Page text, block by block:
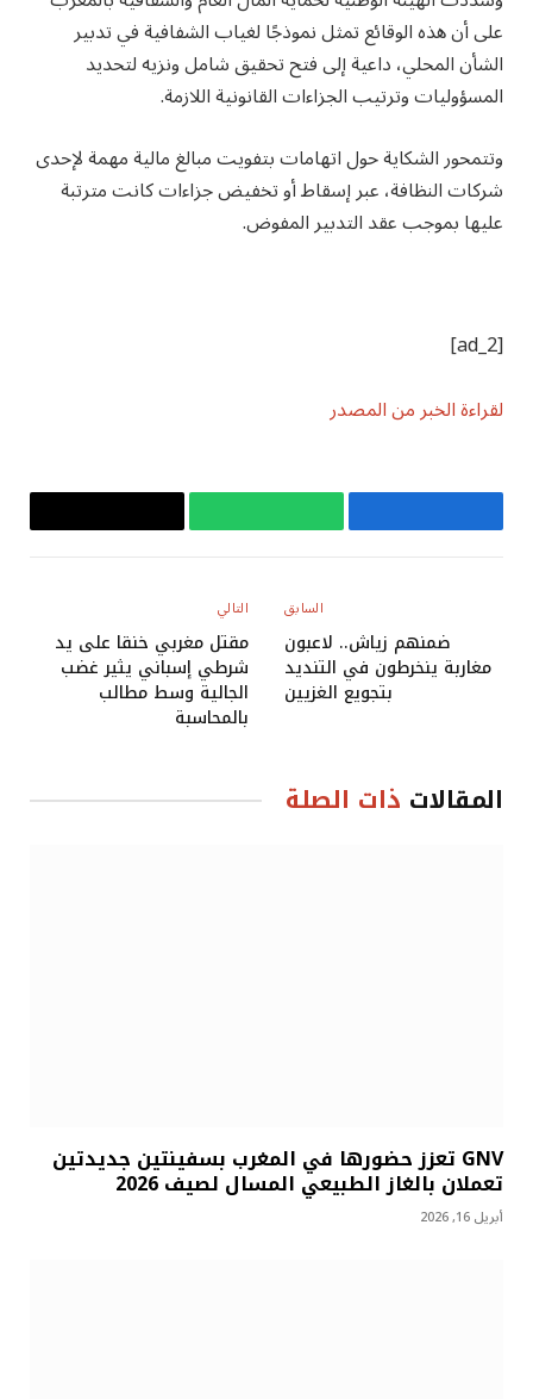
على أن هذه الوقائع تمثل نموذجًا لغياب الشفافية في تدبير
الشأن المحلي، داعية إلى فتح تحقيق شامل ونزيه لتحديد
المسؤوليات وترتيب الجزاءات القانونية اللازمة.
وتتمحور الشكاية حول اتهامات بتفويت مبالغ مالية مهمة لإحدى
شركات النظافة، عبر إسقاط أو تخفيض جزاءات كانت مترتبة
عليها بموجب عقد التدبير المفوض.
[ad_2]
لقراءة الخبر من المصدر
فيسبوك واتساب
Copy
السابق
ضمنهم زياش.. لاعبون
مغاربة ينخرطون في التنديد
بتجويع الغزيين
التالي
مقتل مغربي خنقا على يد
شرطي إسباني يثير غضب
الجالية وسط مطالب
بالمحاسبة
المقالات ذات الصلة
GNV تعزز حضورها في المغرب بسفينتين جديدتين
تعملان بالغاز الطبيعي المسال لصيف 2026
أبريل 16, 2026